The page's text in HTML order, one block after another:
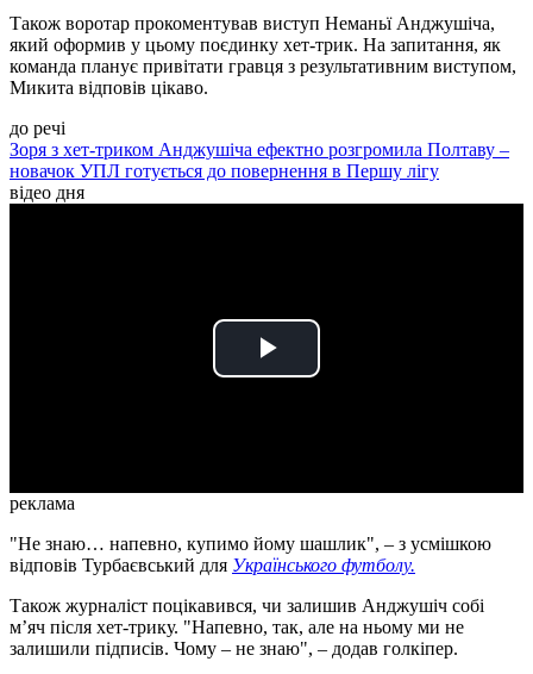
Також воротар прокоментував виступ Неманьї Анджушіча,
який оформив у цьому поєдинку хет-трик. На запитання, як
команда планує привітати гравця з результативним виступом,
Микита відповів цікаво.
до речі
Зоря з хет-триком Анджушіча ефектно розгромила Полтаву –
новачок УПЛ готується до повернення в Першу лігу
відео дня
Play
реклама
"Не знаю… напевно, купимо йому шашлик", – з усмішкою
відповів Турбаєвський для Українського футболу.
Також журналіст поцікавився, чи залишив Анджушіч собі
мʼяч після хет-трику. "Напевно, так, але на ньому ми не
залишили підписів. Чому – не знаю", – додав голкіпер.